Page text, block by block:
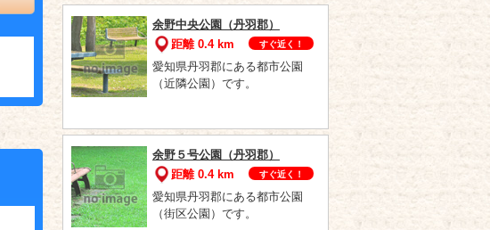
余野中央公園（丹羽郡）
距離 0.4 km
すぐ近く！
愛知県丹羽郡にある都市公園
（近隣公園）です。
余野５号公園（丹羽郡）
距離 0.4 km
すぐ近く！
愛知県丹羽郡にある都市公園
（街区公園）です。